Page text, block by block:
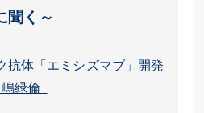
聞く～
抗体「エミシズマブ」開発
緑倫